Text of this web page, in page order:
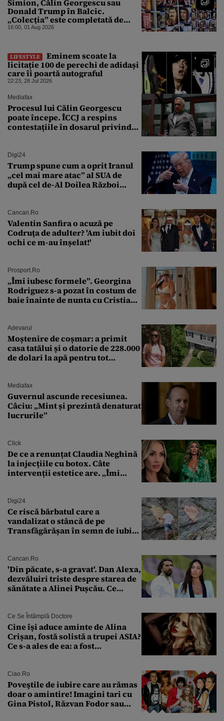
Simion, Călin Georgescu sau
Donald Trump în Balcic.
„Colecția” este completată de
Nicușor Dan, Ceaușescu și Stalin
16:00, 01 Aug 2026
LIFESTYLE
Eminem scoate la
licitație 100 de perechi de adidași
care îi poartă autograful
22:23, 28 Jul 2026
Mediafax
Procesul lui Călin Georgescu
poate începe. ÎCCJ a respins
contestațiile în dosarul privind
Digi24
Trump spune cum a oprit Iranul
„cel mai mare atac” al SUA de
după cel de-Al Doilea Război
Cancan.ro
Valentin Sanfira o acuză pe
Codruța de adulter? 'Am iubit doi
ochi ce m-au înșelat!'
Prosport.ro
„Îmi iubesc formele”. Georgina
Rodriguez s-a pozat în costum de
baie înainte de nunta cu Cristiano
Adevarul
Moștenire de coșmar: a primit
casa tatălui și o datorie de 228.000
de dolari la apă pentru tot
Mediafax
Guvernul ascunde recesiunea.
Câciu: „Mint și prezintă denaturat
lucrurile”
Click
De ce a renunțat Claudia Neghină
la injecțiile cu botox. Câte
intervenții estetice are. „Îmi
Digi24
Ce riscă bărbatul care a
vandalizat o stâncă de pe
Transfăgărășan în semn de iubire
Cancan.ro
'Din păcate, s-a gravat'. Dan Alexa,
dezvăluiri triste despre starea de
sănătate a Alinei Pușcău. Ce
Ce Se Întâmplă Doctore
Cine își aduce aminte de Alina
Crișan, fostă solistă a trupei ASIA?
Ce s-a ales de ea: a fost
Ciao.ro
Poveştile de iubire care au rămas
doar o amintire! Imagini tari cu
Gina Pistol, Răzvan Fodor sau